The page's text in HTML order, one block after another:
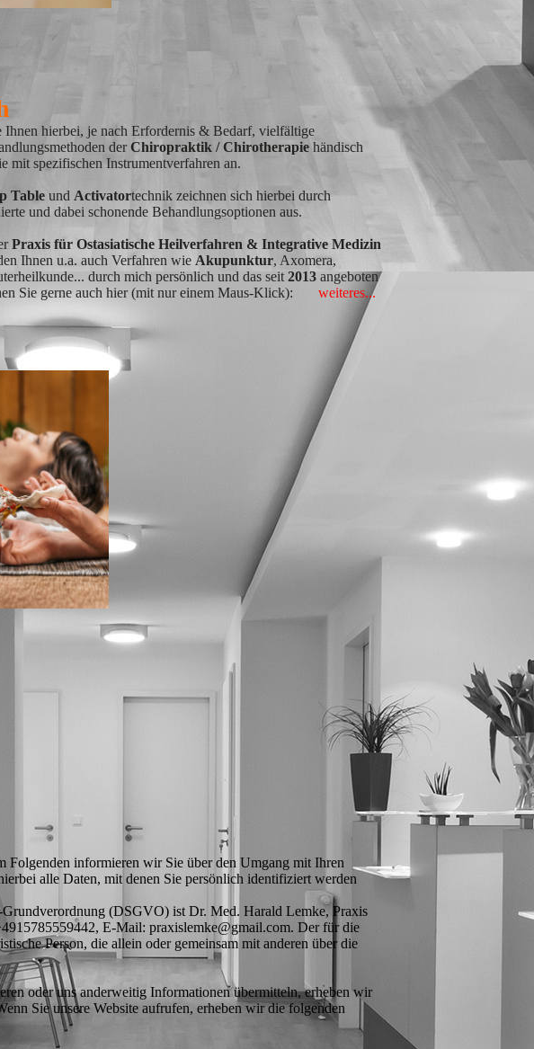
Ihnen hierbei, je nach Erfordernis & Bedarf, vielfältige
derChiropraktik / Chirotherapie händisch
mit spezifischen Instrumentverfahren an.
Table und Activatortechnik zeichnen sich hierbei durch
und dabei schonende Behandlungsoptionen aus.
Praxis für Ostasiatische Heilverfahren & Integrative Medizin
Ihnen u.a. auch Verfahren wie Akupunktur, Axomera,
durch mich persönlich und das seit 2013 angeboten
Sie gerne auch hier (mit nur einem Maus-Klick):
weiteres...
Folgenden informieren wir Sie über den Umgang mit Ihren
alle Daten, mit denen Sie persönlich identifiziert werden
(DSGVO) ist Dr. Med. Harald Lemke, Praxis
E-Mail: praxislemke@gmail.com. Der für die
Person, die allein oder gemeinsam mit anderen über die
oder uns anderweitig Informationen übermitteln, erheben wir
Sie unsere Website aufrufen, erheben wir die folgenden